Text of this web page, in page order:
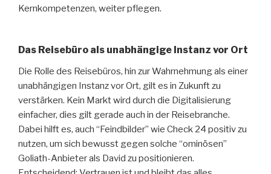
Kernkompetenzen, weiter pflegen.
Das Reisebüro als unabhängige Instanz vor Ort
Die Rolle des Reisebüros, hin zur Wahrnehmung als einer
unabhängigen Instanz vor Ort, gilt es in Zukunft zu
verstärken. Kein Markt wird durch die Digitalisierung
einfacher, dies gilt gerade auch in der Reisebranche.
Dabei hilft es, auch “Feindbilder” wie Check 24 positiv zu
nutzen, um sich bewusst gegen solche “ominösen”
Goliath-Anbieter als David zu positionieren.